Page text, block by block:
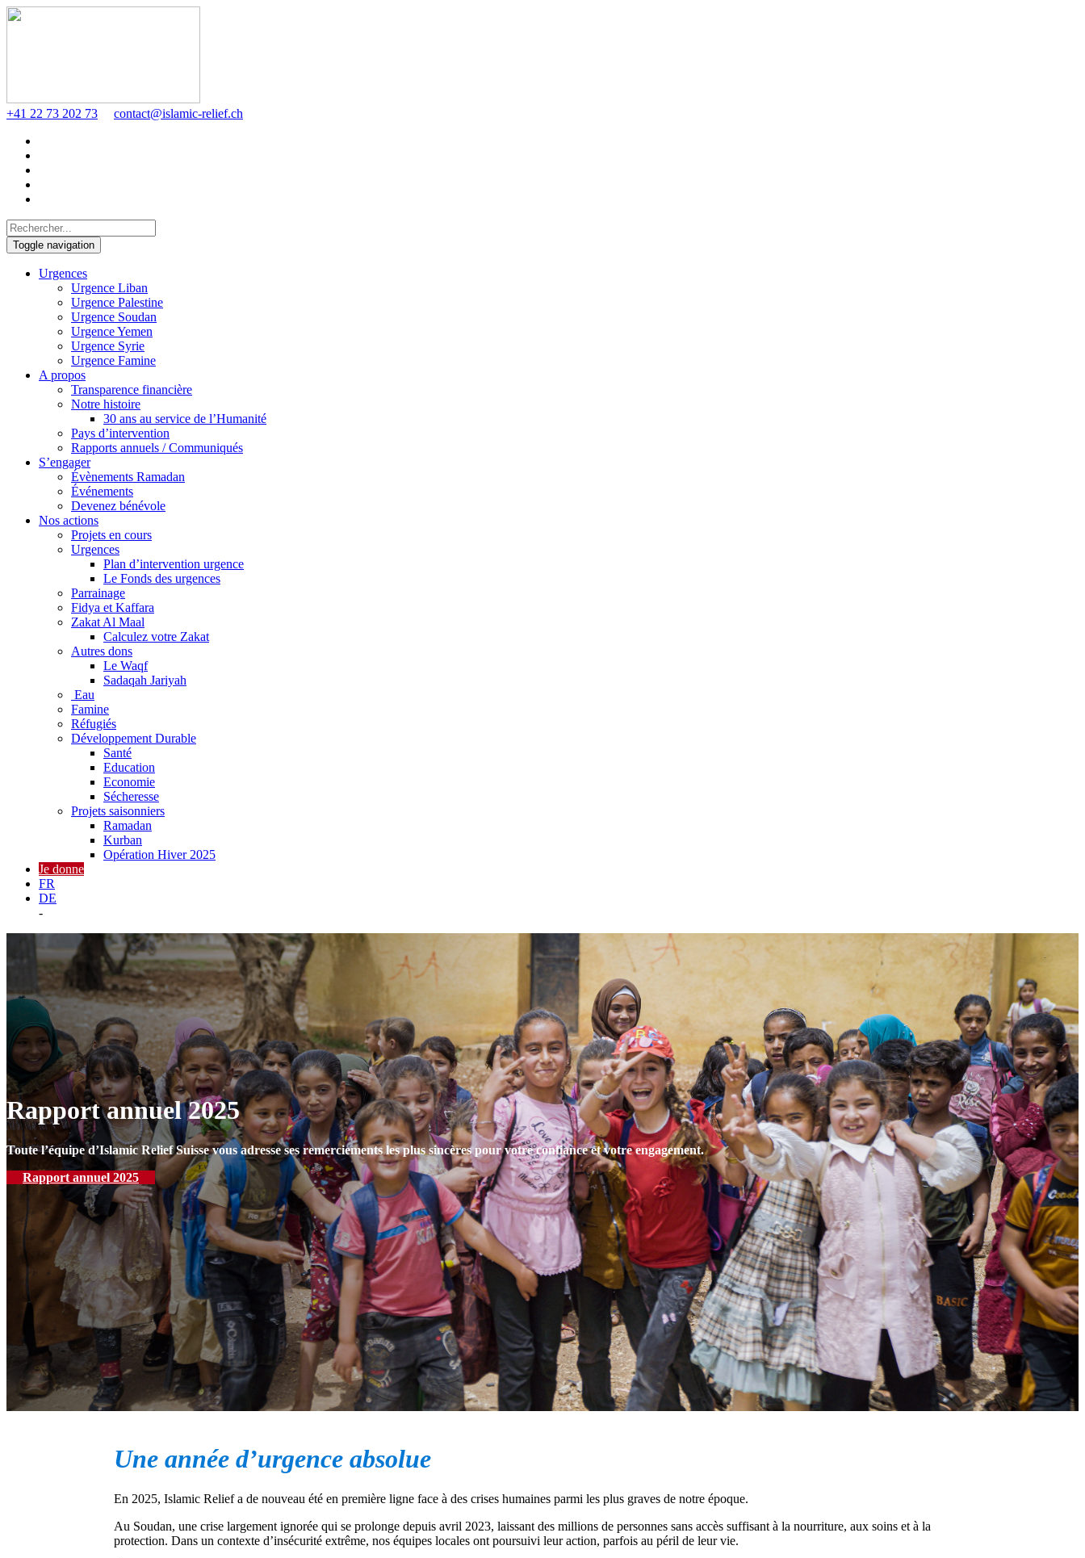
+41 22 73 202 73 contact@islamic-relief.ch
Toggle navigation
Urgences
Urgence Liban
Urgence Palestine
Urgence Soudan
Urgence Yemen
Urgence Syrie
Urgence Famine
A propos
Transparence financière
Notre histoire
30 ans au service de l’Humanité
Pays d’intervention
Rapports annuels / Communiqués
S’engager
Évènements Ramadan
Événements
Devenez bénévole
Nos actions
Projets en cours
Urgences
Plan d’intervention urgence
Le Fonds des urgences
Parrainage
Fidya et Kaffara
Zakat Al Maal
Calculez votre Zakat
Autres dons
Le Waqf
Sadaqah Jariyah
Eau
Famine
Réfugiés
Développement Durable
Santé
Education
Economie
Sécheresse
Projets saisonniers
Ramadan
Kurban
Opération Hiver 2025
Je donne
FR
DE
-
Rapport annuel 2025
Toute l’équipe d’Islamic Relief Suisse vous adresse ses remerciements les plus sincères pour votre confiance et votre engagement.
Rapport annuel 2025
Une année d’urgence absolue
En 2025, Islamic Relief a de nouveau été en première ligne face à des crises humaines parmi les plus graves de notre époque.
Au Soudan, une crise largement ignorée qui se prolonge depuis avril 2023, laissant des millions de personnes sans accès suffisant à la nourriture, aux soins et à la
protection. Dans un contexte d’insécurité extrême, nos équipes locales ont poursuivi leur action, parfois au péril de leur vie.